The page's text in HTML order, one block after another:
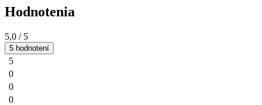
Hodnotenia
5,0 / 5
5 hodnotení
5
0
0
0